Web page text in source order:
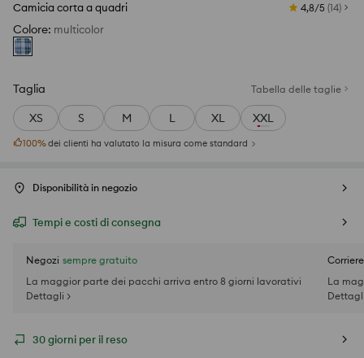
Camicia corta a quadri 4,8/5 (14)
Colore: multicolor
Taglia Tabella delle taglie
XS S M L XL XXL
100%dei clienti ha valutato la misura come standard
Disponibilità in negozio
Tempi e costi di consegna
Negozi sempre gratuito
La maggior parte dei pacchi arriva entro 8 giorni lavorativi
Dettagli >
La
30 giorni per il reso